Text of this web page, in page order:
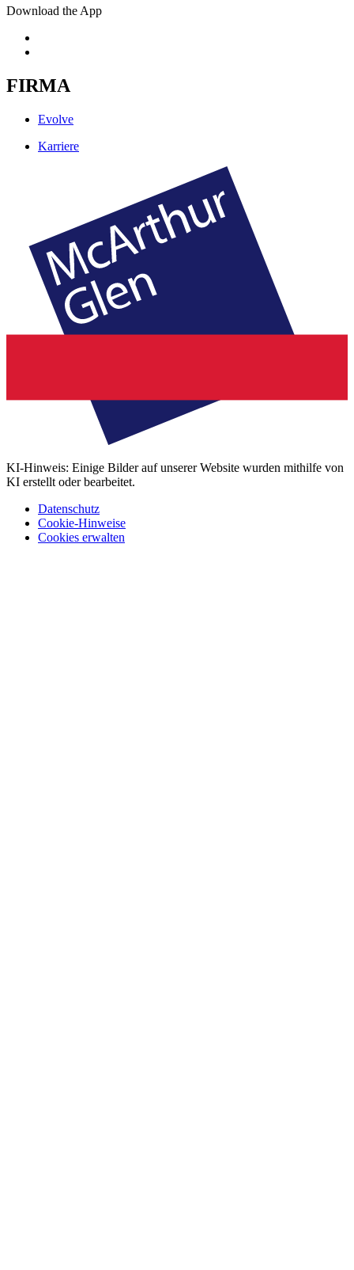
Download the App
FIRMA
Evolve
Karriere
KI-Hinweis: Einige Bilder auf unserer Website wurden mithilfe von
KI erstellt oder bearbeitet.
Datenschutz
Cookie-Hinweise
Cookies erwalten